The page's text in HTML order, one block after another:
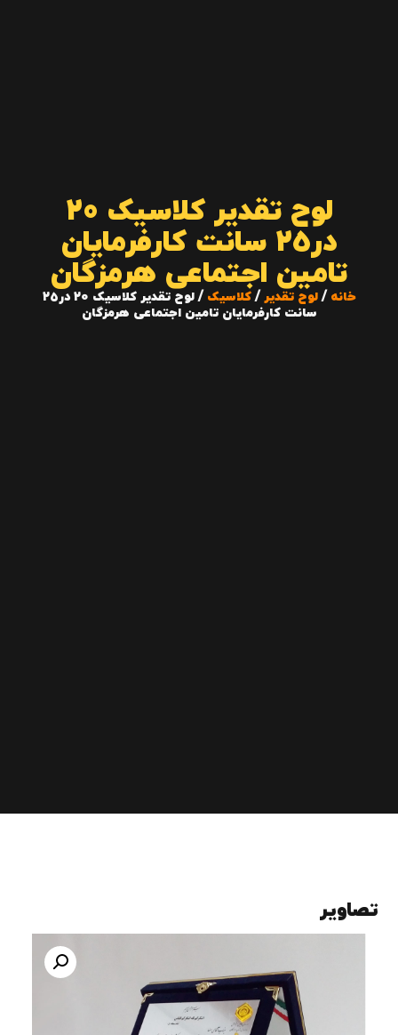
لوح تقدیر کلاسیک 20
در25 سانت کارفرمایان
تامین اجتماعی هرمزگان
خانه /لوح تقدیر /کلاسیک
/ لوح تقدیر کلاسیک 20 در25
سانت کارفرمایان تامین اجتماعی هرمزگان
تصاویر